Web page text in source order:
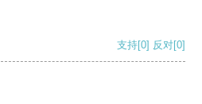
支持[0] 反对[0]